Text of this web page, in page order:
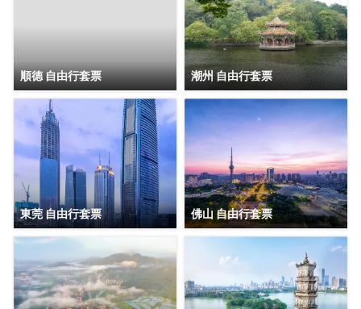
順德 自由行套票 潮州 自由行套票
東莞 自由行套票 佛山 自由行套票